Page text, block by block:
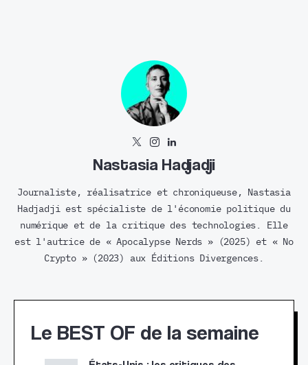
Nastasia Hadjadji
Journaliste, réalisatrice et chroniqueuse, Nastasia
Hadjadji est spécialiste de l'économie politique du
numérique et de la critique des technologies. Elle
est l'autrice de « Apocalypse Nerds » (2025) et « No
Crypto » (2023) aux Éditions Divergences.
Le BEST OF de la semaine